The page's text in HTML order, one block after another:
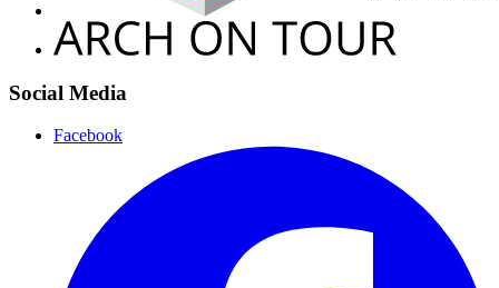
Social Media
Facebook